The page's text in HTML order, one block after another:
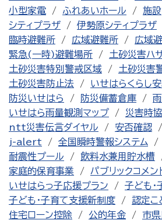
小型家電
ふれあいホール 施設
シティプラザ
伊勢原シティプラザ
臨時避難所
広域避難所
広域
緊急(一時)避難場所
土砂災害ハ
土砂災害特別警戒区域
土砂災害
土砂災害防止法
いせはらくらし
防災いせはら
防災備蓄倉庫
いせはら雨量観測マップ
災害時
ntt災害伝言ダイヤル
安否確認
j-alert
全国瞬時警報システム
耐震性プール
飲料水兼用貯水槽
家庭的保育事業
パブリックコメン
いせはらっ子応援プラン
子ども・
子ども・子育て支援新制度
認定こ
住宅ローン控除
公的年金
市